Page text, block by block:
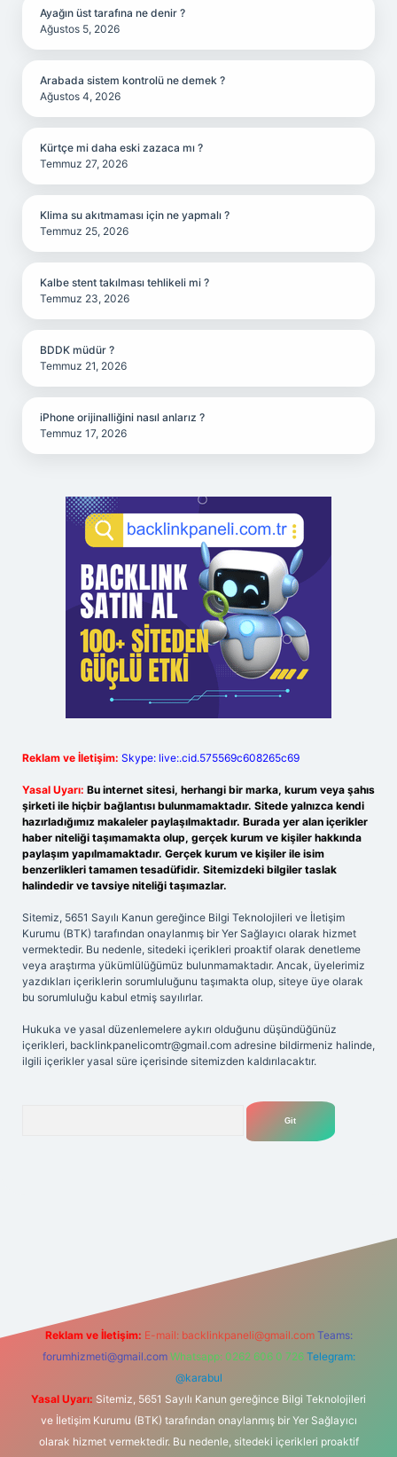
Ayağın üst tarafına ne denir ?
Ağustos 5, 2026
Arabada sistem kontrolü ne demek ?
Ağustos 4, 2026
Kürtçe mi daha eski zazaca mı ?
Temmuz 27, 2026
Klima su akıtmaması için ne yapmalı ?
Temmuz 25, 2026
Kalbe stent takılması tehlikeli mi ?
Temmuz 23, 2026
BDDK müdür ?
Temmuz 21, 2026
iPhone orijinalliğini nasıl anlarız ?
Temmuz 17, 2026
Reklam ve İletişim: Skype: live:.cid.575569c608265c69
Yasal Uyarı: Bu internet sitesi, herhangi bir marka, kurum veya şahıs
şirketi ile hiçbir bağlantısı bulunmamaktadır. Sitede yalnızca kendi
hazırladığımız makaleler paylaşılmaktadır. Burada yer alan içerikler
haber niteliği taşımamakta olup, gerçek kurum ve kişiler hakkında
paylaşım yapılmamaktadır. Gerçek kurum ve kişiler ile isim
benzerlikleri tamamen tesadüfidir. Sitemizdeki bilgiler taslak
halindedir ve tavsiye niteliği taşımazlar.
Sitemiz, 5651 Sayılı Kanun gereğince Bilgi Teknolojileri ve İletişim
Kurumu (BTK) tarafından onaylanmış bir Yer Sağlayıcı olarak hizmet
vermektedir. Bu nedenle, sitedeki içerikleri proaktif olarak denetleme
veya araştırma yükümlülüğümüz bulunmamaktadır. Ancak, üyelerimiz
yazdıkları içeriklerin sorumluluğunu taşımakta olup, siteye üye olarak
bu sorumluluğu kabul etmiş sayılırlar.
Hukuka ve yasal düzenlemelere aykırı olduğunu düşündüğünüz
içerikleri, backlinkpanelicomtr@gmail.com adresine bildirmeniz halinde,
ilgili içerikler yasal süre içerisinde sitemizden kaldırılacaktır.
Reklam ve İletişim: E-mail: backlinkpaneli@gmail.com Teams:
forumhizmeti@gmail.com Whatsapp: 0262 606 0 726 Telegram:
@karabul
Yasal Uyarı: Sitemiz, 5651 Sayılı Kanun gereğince Bilgi Teknolojileri
ve İletişim Kurumu (BTK) tarafından onaylanmış bir Yer Sağlayıcı
olarak hizmet vermektedir. Bu nedenle, sitedeki içerikleri proaktif